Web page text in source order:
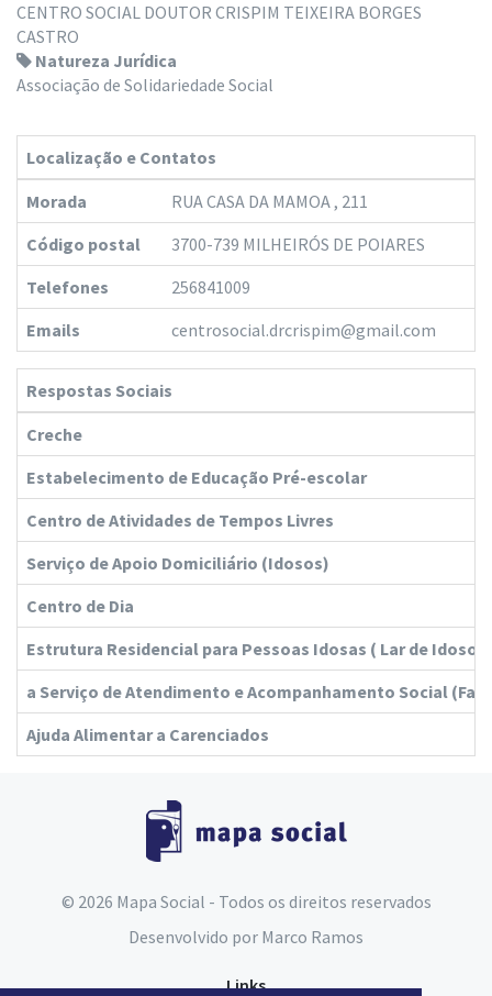
CENTRO SOCIAL DOUTOR CRISPIM TEIXEIRA BORGES
CASTRO
Natureza Jurídica
Associação de Solidariedade Social
Localização e Contatos
Morada
RUA CASA DA MAMOA , 211
Código postal
3700-739 MILHEIRÓS DE POIARES
Telefones
256841009
Emails
centrosocial.drcrispim@gmail.com
Respostas Sociais
Creche
Estabelecimento de Educação Pré-escolar
Centro de Atividades de Tempos Livres
Serviço de Apoio Domiciliário (Idosos)
Centro de Dia
Estrutura Residencial para Pessoas Idosas ( Lar de Idosos
a Serviço de Atendimento e Acompanhamento Social
Ajuda Alimentar a Carenciados
© 2026 Mapa Social - Todos os direitos reservados
Desenvolvido por Marco Ramos
Links